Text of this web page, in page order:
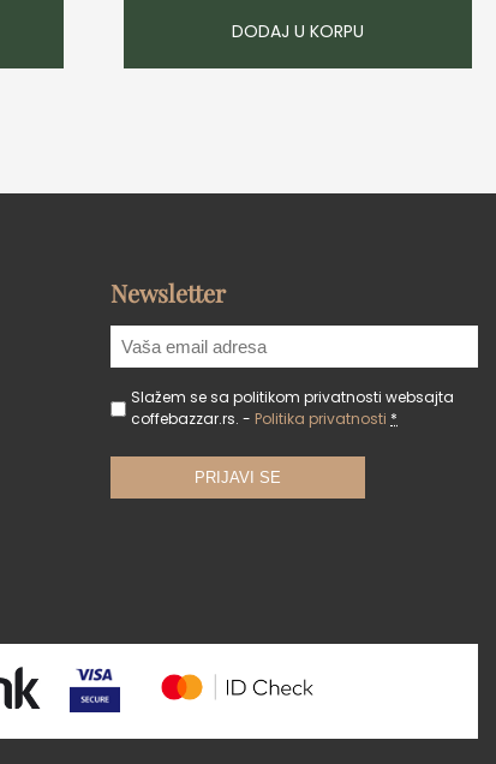
DODAJ U KORPU
Newsletter
Slažem se sa politikom privatnosti websajta
coffebazzar.rs. - Politika privatnosti *